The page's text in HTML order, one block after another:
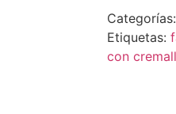
Categorías:
Etiquetas:
con